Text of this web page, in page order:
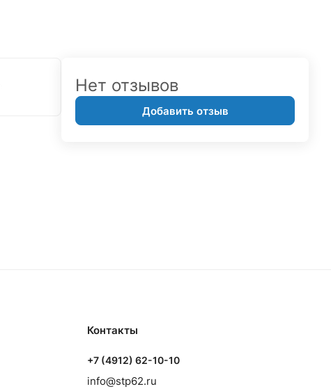
Нет отзывов
Добавить отзыв
Контакты
+7 (4912) 62-10-10
info@stp62.ru